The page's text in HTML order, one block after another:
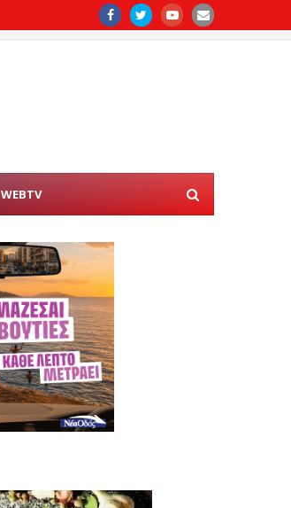
WEBTV